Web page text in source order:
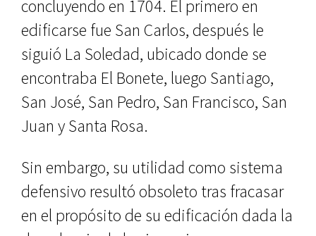
concluyendo en 1704. El primero en
edificarse fue San Carlos, después le
siguió La Soledad, ubicado donde se
encontraba El Bonete, luego Santia­go,
San José, San Pedro, San Francis­co, San
Juan y Santa Rosa.
Sin embargo, su utilidad como sis­tema
defensivo resultó obsoleto tras fracasar
en el propósito de su edifi­cación dada la